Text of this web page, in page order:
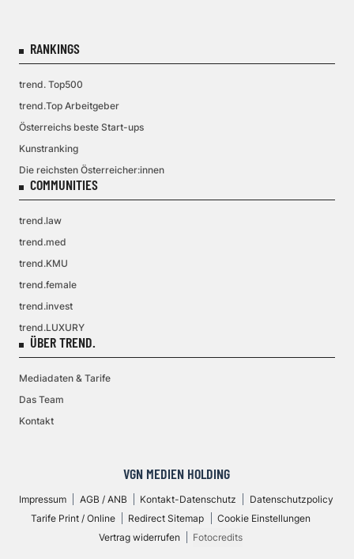
RANKINGS
trend. Top500
trend.Top Arbeitgeber
Österreichs beste Start-ups
Kunstranking
Die reichsten Österreicher:innen
COMMUNITIES
trend.law
trend.med
trend.KMU
trend.female
trend.invest
trend.LUXURY
ÜBER TREND.
Mediadaten & Tarife
Das Team
Kontakt
VGN MEDIEN HOLDING
Impressum AGB / ANB Kontakt-Datenschutz
Datenschutzpolicy
Tarife Print / Online
Redirect Sitemap
Cookie Einstellungen
Vertrag widerrufen
Fotocredits